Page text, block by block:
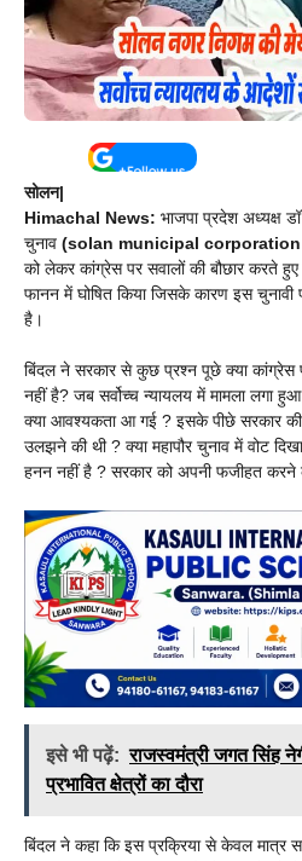
सोलन|
Himachal News: भाजपा प्रदेश अध्यक्ष
चुनाव (solan municipal
को लेकर कांग्रेस पर सवालों की बौछार करते
फानन में घोषित किया जिसके कारण इस चुनावी
है।
बिंदल ने सरकार से कुछ प्रश्न पूछे क्या कांग्रेस
नहीं है? जब सर्वोच्च न्यायलय में मामला लगा
क्या आवश्यकता आ गई ? इसके पीछे सरकार की
उलझने की थी ? क्या महापौर चुनाव में वोट
हनन नहीं है ? सरकार को अपनी फजीहत करने
इसे भी पढ़ें: राजस्वमंत्री जगत सिंह
प्रभावित क्षेत्रों का दौरा
बिंदल ने कहा कि इस प्रक्रिया से केवल मात्र